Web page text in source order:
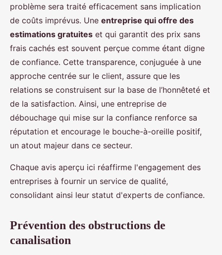
problème sera traité efficacement sans implication
de coûts imprévus. Une entreprise qui offre des
estimations gratuites et qui garantit des prix sans
frais cachés est souvent perçue comme étant digne
de confiance. Cette transparence, conjuguée à une
approche centrée sur le client, assure que les
relations se construisent sur la base de l’honnêteté et
de la satisfaction. Ainsi, une entreprise de
débouchage qui mise sur la confiance renforce sa
réputation et encourage le bouche-à-oreille positif,
un atout majeur dans ce secteur.
Chaque avis aperçu ici réaffirme l'engagement des
entreprises à fournir un service de qualité,
consolidant ainsi leur statut d'experts de confiance.
Prévention des obstructions de
canalisation